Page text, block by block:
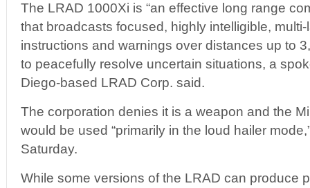
The LRAD 1000Xi is “an effective long range
that broadcasts focused, highly intelligible,
instructions and warnings over distances up to
to peacefully resolve uncertain situations, a
Diego-based LRAD Corp. said.
The corporation denies it is a weapon and the
would be used “primarily in the loud hailer
Saturday.
While some versions of the LRAD can produce